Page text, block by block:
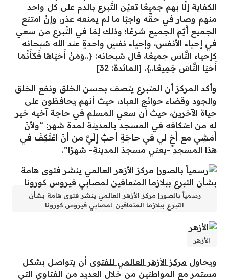
الكفاية إلَّا بهم جميعًا تعيَّن التَّبرع بالدم على كل واحد
منهم وصار في حقِّه واجبًا ما لم يمنعه عذر، وإنْ امتنع
الجميع أَثِم الجميع شرعًا؛ وذلك لِمَا في التَّبرع من سعي
في إحياء الأنفس، وإحياء نفسٍ واحدةٍ عند الله سُبحانه
كإحياء النَّاس جميعًا، قال سُبحانه: {..وَمَنْ أَحْيَاهَا فَكَأَنَّمَا
أَحْيَا النَّاسَ جَمِيعًا..}. [المائدة: 32]
وأكد المركز أن المتبرع يتصف بحسن الخلق ونفع الخلق
والجود وقضاء حوائج العباد، حيث أنهم يحافظون على
حياة الآخرين، حيث أن سعي المسلم في حاجة آخيه خير
له من اعتكافه في المسجد بالمدينة لمدة شهر: “ولأنْ
أَمْشِي مع أَخٍ لي في حاجَةٍ أحبُّ إِلَيَّ من أنْ اعْتَكِفَ في
هذا المسجدِ -يعني مسجدَ المدينةِ- شهرًا”.
رسمياً بالصور| مركز الأزهر العالمي ينشر فتوى هامة بشأن
التبرع ببلازما المتعافين لمصابي فيروس كورونا
الأزهر
ويحاول مركز الأزهر العالمي للفتوى أن يتواصل بشكل
مستمر مع المواطنين من خلال العديد من الفتاوي التي